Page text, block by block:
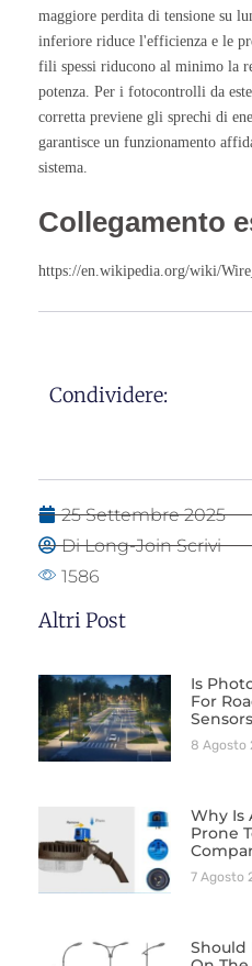
maggiore perdita di tensione su
inferiore riduce l'efficienza e le
fili spessi riducono al minimo la
potenza. Per i fotocontrolli da
corretta previene gli sprechi di
garantisce un funzionamento
sistema.
Collegamento
https://en.wikipedia.org/wiki/
Condividere:
25 Settembre 2025
Di Long-Join Scrivi
1586
Altri Post
Is
For
8 Agosto
Why Is
Prone
7 Agosto
Should